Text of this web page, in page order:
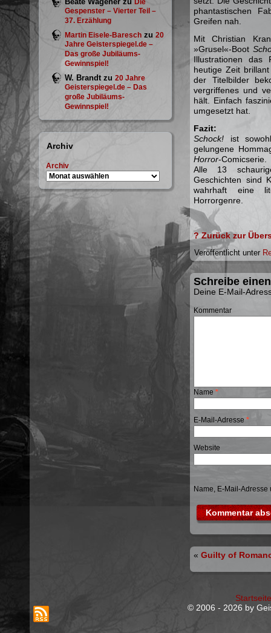
Die
Gespenster – Vierter Teil –
37. Erzählung
Martin Eisele-Baresch zu 20
Jahre Geisterspiegel.de –
Das große Jubiläums-
Gewinnspiel!
W. Brandt zu 20 Jahre
Geisterspiegel.de – Das
große Jubiläums-
Gewinnspiel!
Archiv
Archiv
phantastischen
Greifen nah.
Mit Christian
»Grusel«-Boot
Illustrationen das
heutige Zeit
der Titelbilder
vergriffenes und
hält. Einfach
umgesetzt hat.
Fazit:
Schock! ist
gelungene
Horror-Comicserie.
Alle 13
Geschichten sind
wahrhaft eine
Horrorgenre.
? Zurück zur
Veröffentlicht unter
Schreibe
Deine E-Mail-
Kommentar
Name *
E-Mail-Adresse *
Website
Name, E-Mail-
« Guilty of
Startseite
© 2006 - 2026 by